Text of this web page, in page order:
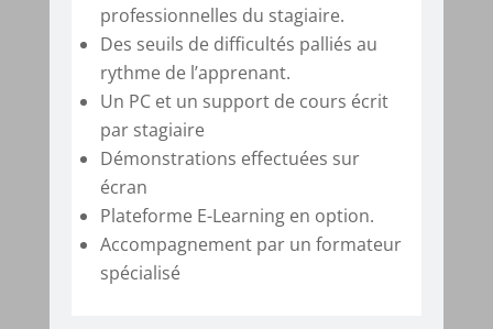
professionnelles du stagiaire.
Des seuils de difficultés palliés au
rythme de l’apprenant.
Un PC et un support de cours écrit
par stagiaire
Démonstrations effectuées sur
écran
Plateforme E-Learning en option.
Accompagnement par un formateur
spécialisé